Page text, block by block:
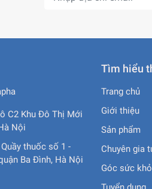
C2 Khu Đô Thị Mới
Nội
Quầy thuốc số 1 -
Ba Đình, Hà Nội
Tìm hiểu
Trang chủ
Giới thiệu
Sản phẩm
Chuyên gia
Góc sức